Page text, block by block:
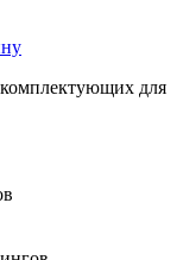
комплектующих для